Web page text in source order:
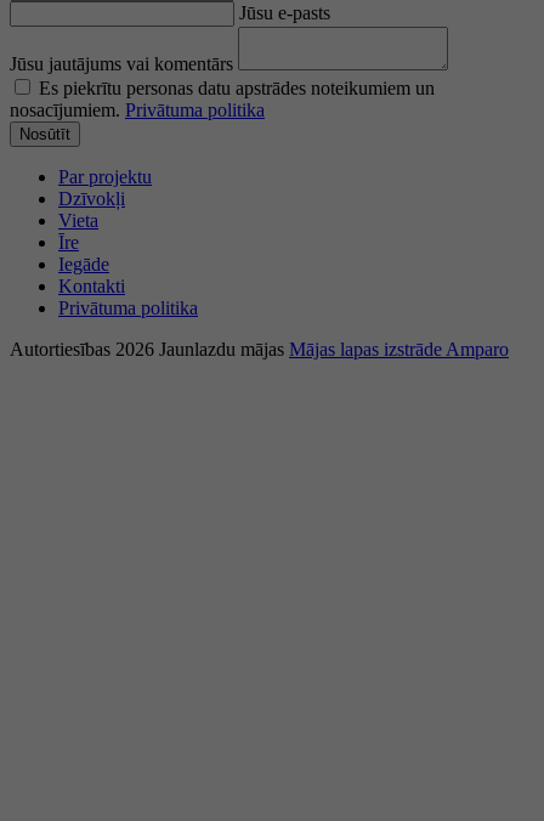
Jūsu e-pasts
Jūsu jautājums vai komentārs
Es piekrītu personas datu apstrādes noteikumiem un
nosacījumiem. Privātuma politika
Nosūtīt
Par projektu
Dzīvokļi
Vieta
Īre
Iegāde
Kontakti
Privātuma politika
Autortiesības 2026 Jaunlazdu mājas Mājas lapas izstrāde Amparo